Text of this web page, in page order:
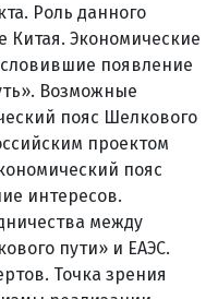
Роль данного
Китая. Экономические
появление
Возможные
пояс Шелкового
проектом
пояс
интересов.
между
пути» и ЕАЭС.
Точка зрения